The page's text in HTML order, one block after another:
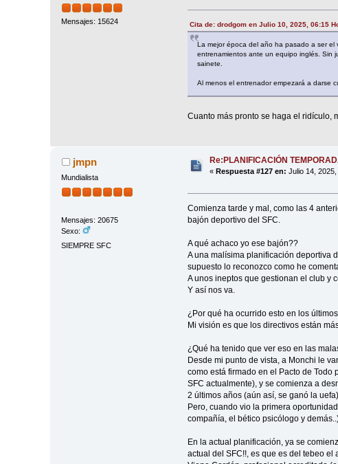
Mensajes: 15624 Cita de: drodgom en Julio 10, 2025, 06:15
La mejor época del año ha pasado a ser el
entrenamientos ante un equipo inglés. Sin
sainete.
Al menos el entrenador empezará a darse
Cuanto más pronto se haga el ridículo,
jmpn
Mundialista
Mensajes: 20675
Sexo:
SIEMPRE SFC
Re:PLANIFICACIÓN
« Respuesta #127 en: Julio 14,
Comienza tarde y mal, como las 4
bajón deportivo del SFC.
A qué achaco yo ese bajón??
A una malísima planificación deportiva
supuesto lo reconozco como he
A unos ineptos que gestionan el club y
Y así nos va.
¿Por qué ha ocurrido esto en los
Mi visión es que los directivos están
¿Qué ha tenido que ver eso en las
Desde mi punto de vista, a Monchi le
como está firmado en el Pacto de
SFC actualmente), y se comienza a
2 últimos años (aún así, se ganó la
Pero, cuando vio la primera
compañía, el bético psicólogo y
En la actual planificación, ya se
actual del SFC!!, es que es del tebeo el